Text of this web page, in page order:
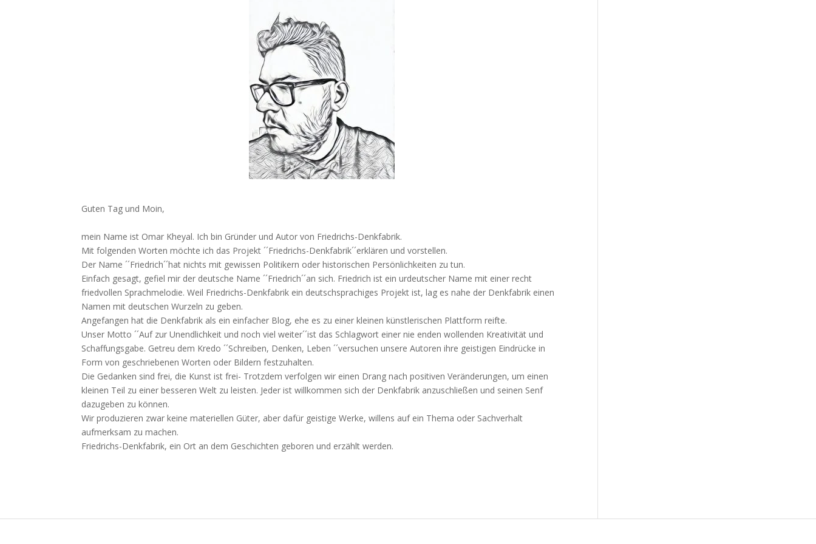
Guten Tag und Moin,
mein Name ist Omar Kheyal. Ich bin Gründer und Autor von Friedrichs-Denkfabrik.
Mit folgenden Worten möchte ich das Projekt ´´Friedrichs-Denkfabrik´´erklären und vorstellen.
Der Name ´´Friedrich´´hat nichts mit gewissen Politikern oder historischen Persönlichkeiten zu tun.
Einfach gesagt, gefiel mir der deutsche Name ´´Friedrich´´an sich. Friedrich ist ein urdeutscher Name mit einer recht
friedvollen Sprachmelodie. Weil Friedrichs-Denkfabrik ein deutschsprachiges Projekt ist, lag es nahe der Denkfabrik einen
Namen mit deutschen Wurzeln zu geben.
Angefangen hat die Denkfabrik als ein einfacher Blog, ehe es zu einer kleinen künstlerischen Plattform reifte.
Unser Motto ´´Auf zur Unendlichkeit und noch viel weiter´´ist das Schlagwort einer nie enden wollenden Kreativität und
Schaffungsgabe. Getreu dem Kredo ´´Schreiben, Denken, Leben ´´versuchen unsere Autoren ihre geistigen Eindrücke in
Form von geschriebenen Worten oder Bildern festzuhalten.
Die Gedanken sind frei, die Kunst ist frei- Trotzdem verfolgen wir einen Drang nach positiven Veränderungen, um einen
kleinen Teil zu einer besseren Welt zu leisten. Jeder ist willkommen sich der Denkfabrik anzuschließen und seinen Senf
dazugeben zu können.
Wir produzieren zwar keine materiellen Güter, aber dafür geistige Werke, willens auf ein Thema oder Sachverhalt
aufmerksam zu machen.
Friedrichs-Denkfabrik, ein Ort an dem Geschichten geboren und erzählt werden.